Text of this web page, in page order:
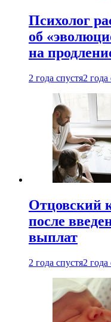
Психолог
об
на
2 года спустя2 года
Отцовский
после
выплат
2 года спустя2 года